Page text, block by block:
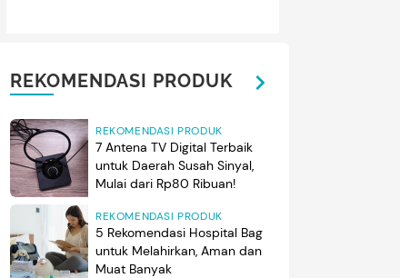
REKOMENDASI PRODUK
REKOMENDASI PRODUK
7 Antena TV Digital Terbaik
untuk Daerah Susah Sinyal,
Mulai dari Rp80 Ribuan!
REKOMENDASI PRODUK
5 Rekomendasi Hospital Bag
untuk Melahirkan, Aman dan
Muat Banyak